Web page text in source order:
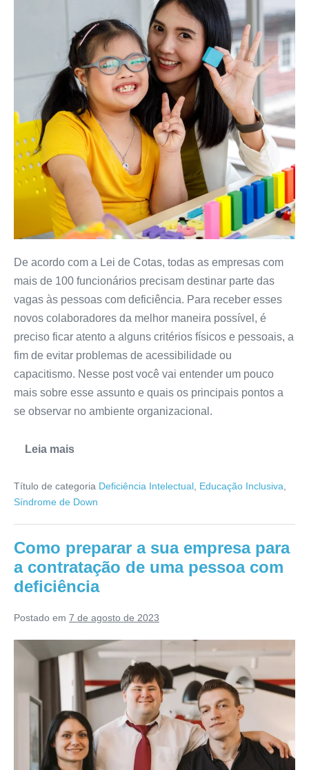
De acordo com a Lei de Cotas, todas as empresas com
mais de 100 funcionários precisam destinar parte das
vagas às pessoas com deficiência. Para receber esses
novos colaboradores da melhor maneira possível, é
preciso ficar atento a alguns critérios físicos e pessoais, a
fim de evitar problemas de acessibilidade ou
capacitismo. Nesse post você vai entender um pouco
mais sobre esse assunto e quais os principais pontos a
se observar no ambiente organizacional.
Leia mais
Título de categoria Deficiência Intelectual Educação Inclusiva
Síndrome de Down
Como preparar a sua empresa para
a contratação de uma pessoa com
deficiência
Postado em 7 de agosto de 2023